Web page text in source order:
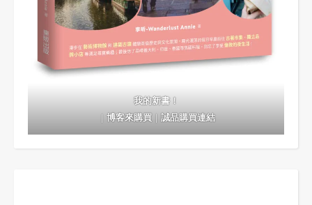
我的新書！
｜博客來購買｜誠品購買連結